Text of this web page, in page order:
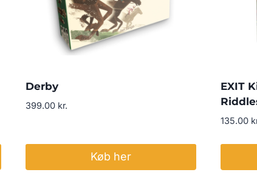
Derby
399.00 kr.
Køb her
EXIT
135.00